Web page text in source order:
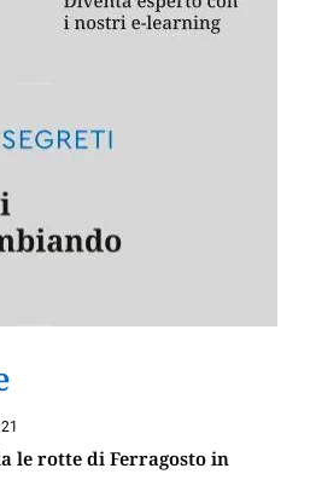
le rotte di Ferragosto in